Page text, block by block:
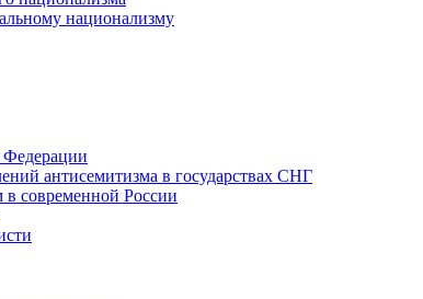
национализму
Федерации
антисемитизма в государствах СНГ
современной России